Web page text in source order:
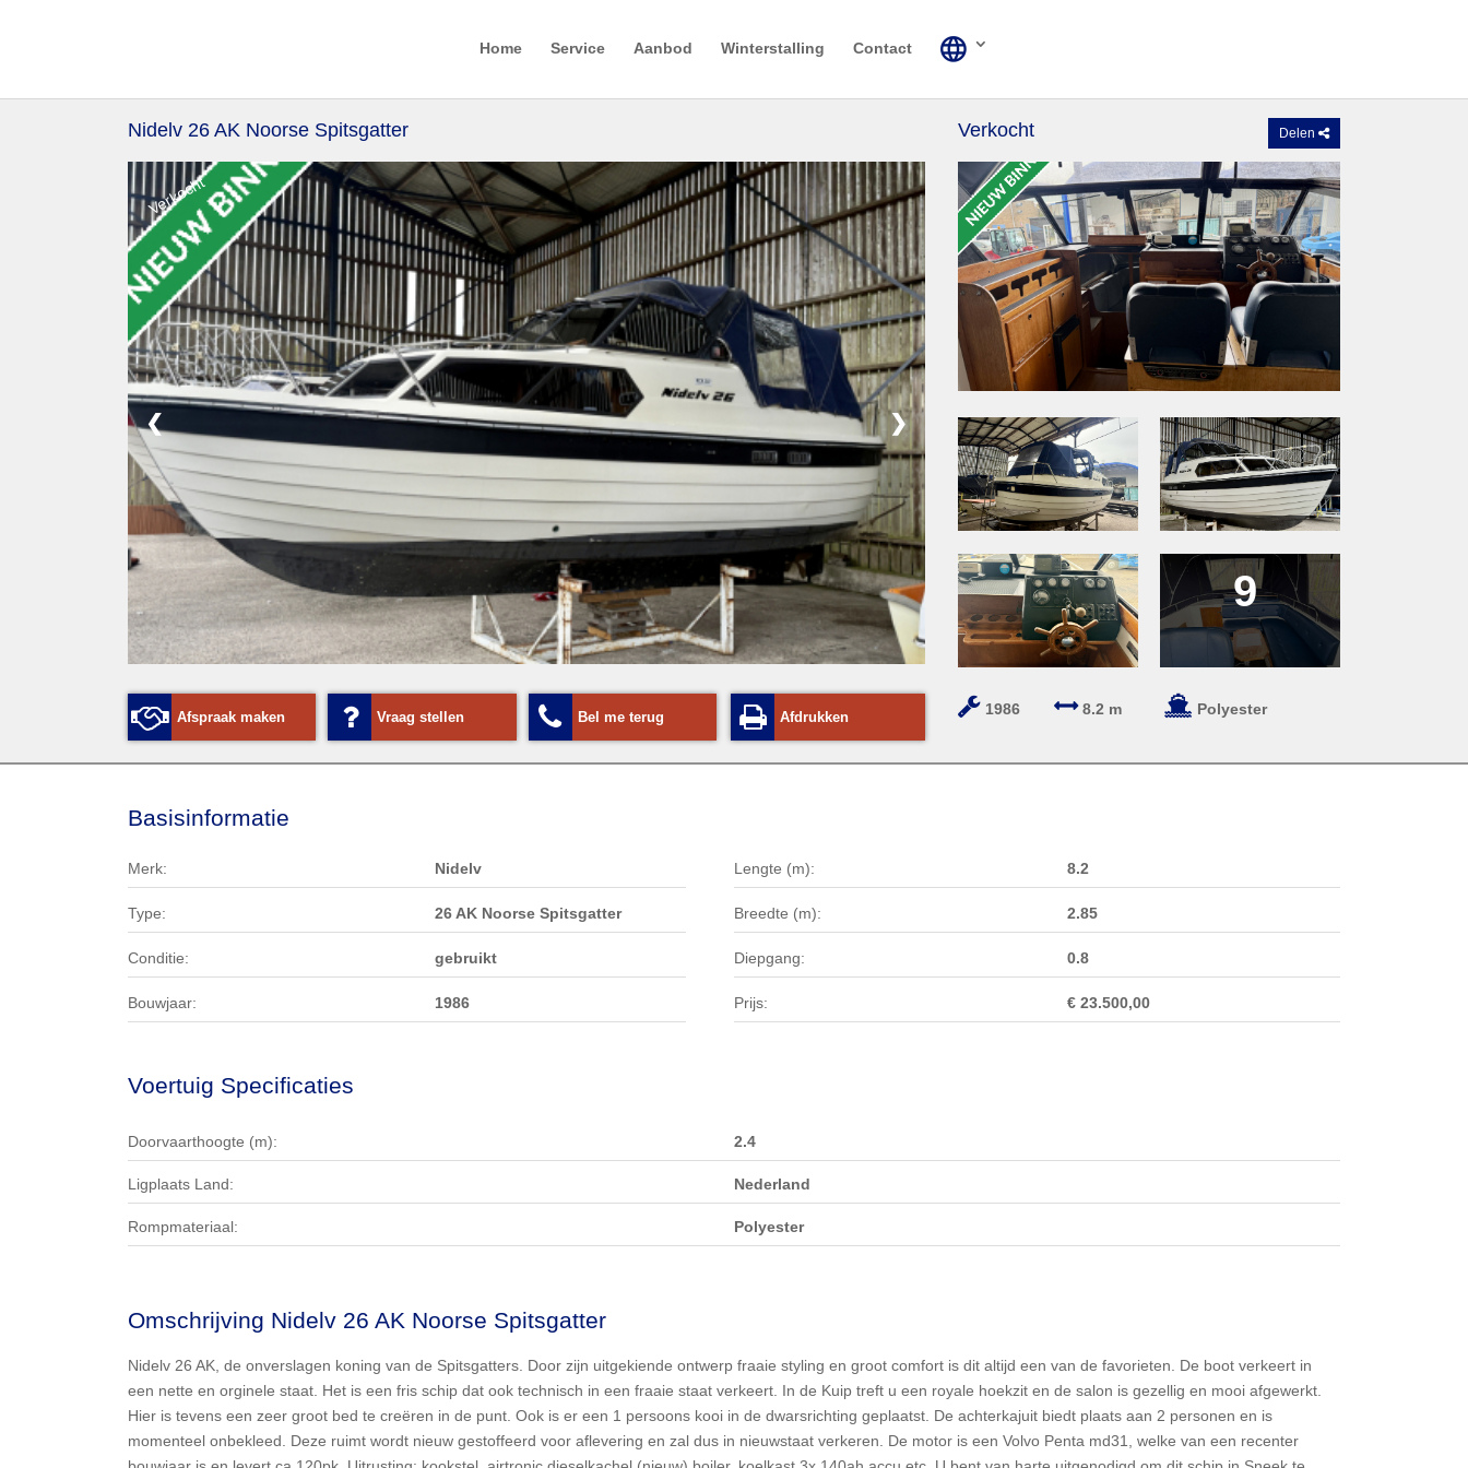
Home Service Aanbod Winterstalling Contact
Nidelv 26 AK Noorse Spitsgatter
Verkocht
❮ ❯
Afspraak maken Vraag stellen Bel me terug Afdrukken
Verkocht Delen
9
1986 8.2 m Polyester
Basisinformatie
Merk: Nidelv Lengte (m): 8.2
Type: 26 AK Noorse Spitsgatter Breedte (m): 2.85
Conditie: gebruikt Diepgang: 0.8
Bouwjaar: 1986 Prijs: € 23.500,00
Voertuig Specificaties
Doorvaarthoogte (m): 2.4
Ligplaats Land: Nederland
Rompmateriaal: Polyester
Omschrijving Nidelv 26 AK Noorse Spitsgatter
Nidelv 26 AK, de onverslagen koning van de Spitsgatters. Door zijn uitgekiende ontwerp fraaie styling en groot comfort is dit altijd een van de favorieten. De boot verkeert in
een nette en orginele staat. Het is een fris schip dat ook technisch in een fraaie staat verkeert. In de Kuip treft u een royale hoekzit en de salon is gezellig en mooi afgewerkt.
Hier is tevens een zeer groot bed te creëren in de punt. Ook is er een 1 persoons kooi in de dwarsrichting geplaatst. De achterkajuit biedt plaats aan 2 personen en is
momenteel onbekleed. Deze ruimt wordt nieuw gestoffeerd voor aflevering en zal dus in nieuwstaat verkeren. De motor is een Volvo Penta md31, welke van een recenter